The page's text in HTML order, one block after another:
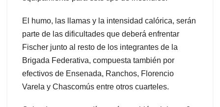
El humo, las llamas y la intensidad calórica, serán
parte de las dificultades que deberá enfrentar
Fischer junto al resto de los integrantes de la
Brigada Federativa, compuesta también por
efectivos de Ensenada, Ranchos, Florencio
Varela y Chascomús entre otros cuarteles.